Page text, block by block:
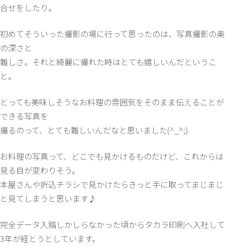
合せをしたり。
初めてそういった撮影の場に行って思ったのは、写真撮影の奥
の深さと
難しさ。それと綺麗に撮れた時はとても嬉しいんだというこ
と。
とっても美味しそうなお料理の雰囲気をそのまま伝えることが
できる写真を
撮るのって、とても難しいんだなと思いました(^_^;)
お料理の写真って、どこでも見かけるものだけど、これからは
見る目が変わりそう。
本屋さんや折込チラシで見かけたらきっと手に取ってまじまじ
と見てしまうと思います♪
完全データ入稿しかしらなかった頃からタカラ印刷へ入社して
3年が経とうとしています。